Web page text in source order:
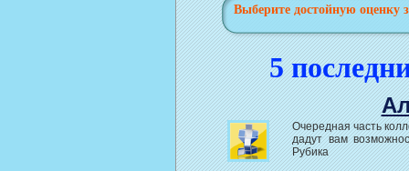
Выберите достойную оценку
5
Очередная часть
дадут вам
Рубика